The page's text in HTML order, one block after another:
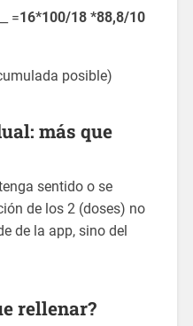
=16*100/18 *88,8/10
posible)
más que
sentido o se
de los 2 (doses) no
de la app, sino del
rellenar?